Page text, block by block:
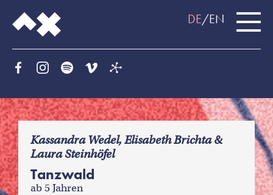
DE EN
f
Kassandra Wedel, Elisabeth Brichta &
Laura Steinhöfel
Tanzwald
ab 5 Jahren